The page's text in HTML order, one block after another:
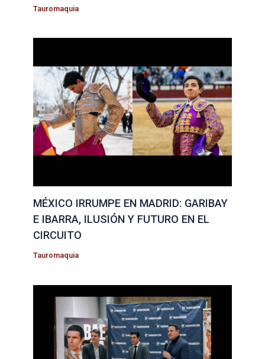
Tauromaquia
MÉXICO IRRUMPE EN MADRID: GARIBAY
E IBARRA, ILUSIÓN Y FUTURO EN EL
CIRCUITO
Tauromaquia